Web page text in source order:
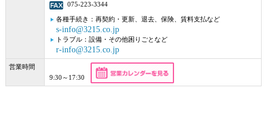
075-223-3344
各種手続き：再契約・更新、退去、保険、賃料支払など
s-info@3215.co.jp
トラブル：設備・その他困りごとなど
r-info@3215.co.jp
営業時間
9:30～17:30